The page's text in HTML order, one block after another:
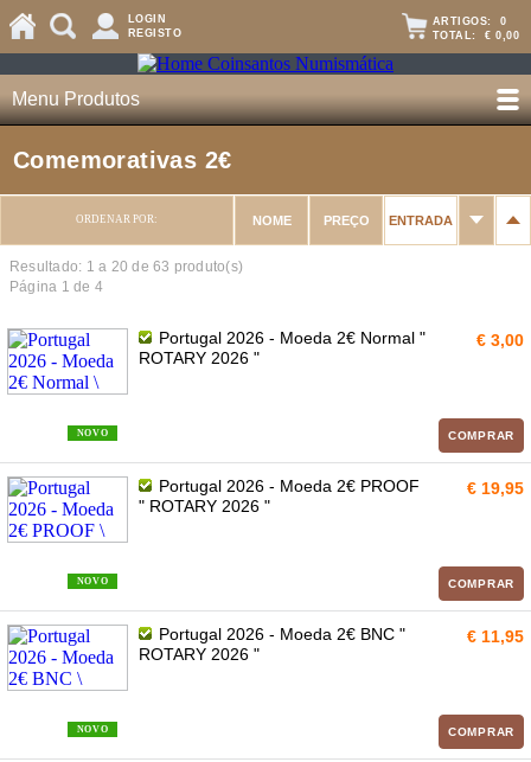
LOGIN
REGISTO
ARTIGOS: 0
TOTAL: € 0,00
Menu Produtos
Comemorativas 2€
ORDENAR POR: NOME PREÇO ENTRADA
Resultado: 1 a 20 de 63 produto(s)
Página 1 de 4
NOVO
Portugal 2026 - Moeda 2€ Normal "
ROTARY 2026 "
€ 3,00
COMPRAR
NOVO
Portugal 2026 - Moeda 2€ PROOF
" ROTARY 2026 "
€ 19,95
COMPRAR
NOVO
Portugal 2026 - Moeda 2€ BNC "
ROTARY 2026 "
€ 11,95
COMPRAR